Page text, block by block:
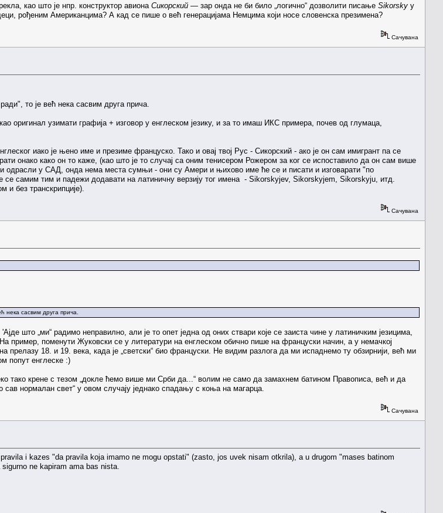
као што је нпр. конструктор авиона Сикорский — зар онда не би било „логично“ дозволити писање Sikorsky у
рођеним Американцима? А кад се пише о већ генерацијама Немцима који носе словенска презимена?
Сачувана
то је већ нека сасвим друга прича.
оригинал узимати графија + изговор у енглеском језику, и за то имаш ИКС примера, почев од глумаца,
иако је њено име и презиме француско. Тако и овај твој Рус - Сикорский - ако је он сам имигрант па се
онако како он то каже, (као што је то случај са оним тенисером Рожером за ког се испоставило да он сам више
одрасли у САД, онда нема места сумњи - они су Амери и њихово име ће се и писати и изговарати "по
се самим тим и падежи додавати на латиничну верзију тог имена - Sikorskyjev, Sikorskyjem, Sikorskyju, итд.
без транскрипције).
Сачувана
нека сасвим друга прича.
што „ми“ радимо неправилно, али је то опет једна од оних ствари које се заиста чине у латиничким језицима,
пример, поменути Жуковски се у литератури на енглеском обично пише на француски начин, а у немачкој
прелазу 18. и 19. века, када је „светски“ био француски. Не видим разлога да ми испаднемо ту обзирнији, већ ми
попут енглеске :)
тако крене с тезом „докле ћемо више ми Срби да...“ волим не само да замахнем батином Правописа, већ и да
нормалан свет“ у овом случају једнако спадању с коња на магарца.
Сачувана
i kazes "da pravila koja imamo ne mogu opstati" (zasto, jos uvek nisam otkrila), a u drugom "mases batinom
ne kapiram ama bas nista.